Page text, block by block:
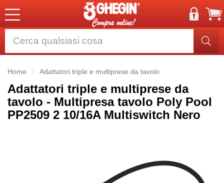
Home Adattatori triple e multiprese da tavolo
Adattatori triple e multiprese da
tavolo - Multipresa tavolo Poly Pool
PP2509 2 10/16A Multiswitch Nero